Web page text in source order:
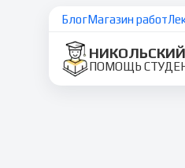
БлогМагазин работ
НИКОЛЬСКИЙ
ПОМОЩЬ